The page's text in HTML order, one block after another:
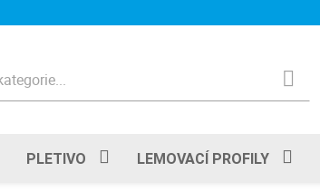
PLETIVO LEMOVACÍ PROFILY